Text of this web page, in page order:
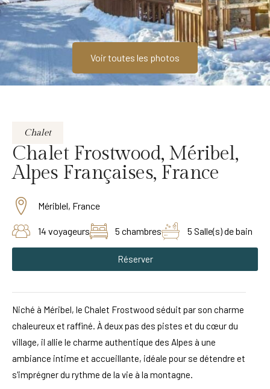
Voir toutes les photos
Chalet
Chalet Frostwood, Méribel,
Alpes Françaises, France
Mériblel, France
14 voyageurs 5 chambres 5 Salle(s) de bain
Réserver
Niché à Méribel, le Chalet Frostwood séduit par son charme
chaleureux et raffiné. À deux pas des pistes et du cœur du
village, il allie le charme authentique des Alpes à une
ambiance intime et accueillante, idéale pour se détendre et
s'imprégner du rythme de la vie à la montagne.